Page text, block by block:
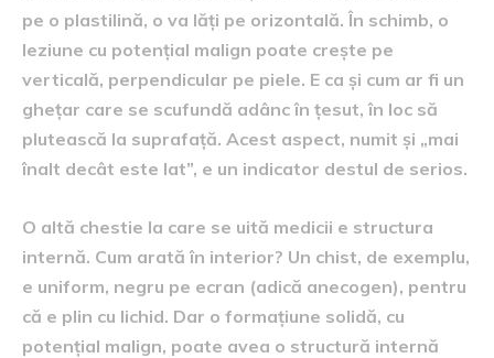
pe o plastilină, o va lăți pe orizontală. În schimb, o
leziune cu potențial malign poate crește pe
verticală, perpendicular pe piele. E ca și cum ar fi un
ghețar care se scufundă adânc în țesut, în loc să
plutească la suprafață. Acest aspect, numit și „mai
înalt decât este lat”, e un indicator destul de serios.
O altă chestie la care se uită medicii e structura
internă. Cum arată în interior? Un chist, de exemplu,
e uniform, negru pe ecran (adică anecogen), pentru
că e plin cu lichid. Dar o formațiune solidă, cu
potențial malign, poate avea o structură internă